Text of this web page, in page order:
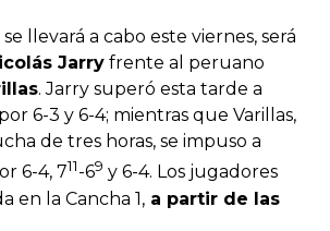
llevará a cabo este viernes, será
Jarryfrente al peruano
. Jarry superó esta tarde a
6-3 y 6-4; mientras que Varillas,
de tres horas, se impuso a
6-4, 711-69 y 6-4. Los jugadores
en la Cancha 1,a partir de las